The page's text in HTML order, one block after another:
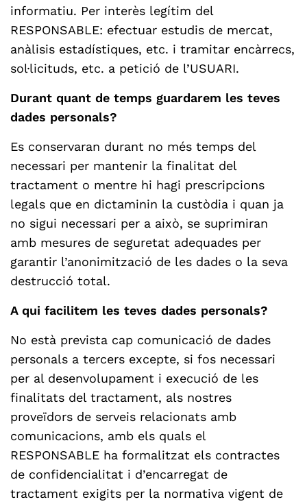
informatiu. Per interès legítim del
RESPONSABLE: efectuar estudis de mercat,
anàlisis estadístiques, etc. i tramitar encàrrecs,
sol·licituds, etc. a petició de l’USUARI.
Durant quant de temps guardarem les teves
dades personals?
Es conservaran durant no més temps del
necessari per mantenir la finalitat del
tractament o mentre hi hagi prescripcions
legals que en dictaminin la custòdia i quan ja
no sigui necessari per a això, se suprimiran
amb mesures de seguretat adequades per
garantir l’anonimització de les dades o la seva
destrucció total.
A qui facilitem les teves dades personals?
No està prevista cap comunicació de dades
personals a tercers excepte, si fos necessari
per al desenvolupament i execució de les
finalitats del tractament, als nostres
proveïdors de serveis relacionats amb
comunicacions, amb els quals el
RESPONSABLE ha formalitzat els contractes
de confidencialitat i d’encarregat de
tractament exigits per la normativa vigent de